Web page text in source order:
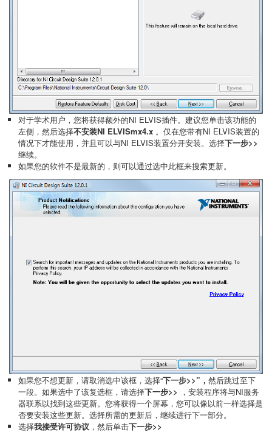
对于学术用户，您将获得额外的NI ELVIS插件。建议您单击该功能的
左侧，然后选择不安装NI ELVISmx4.x 。仅在您带有NI ELVIS装置的
情况下才能使用，并且可以与NI ELVIS装置分开安装。选择下一步>>
继续。
如果您的软件不是最新的，则可以通过选中此框来搜索更新。
如果您不想更新，请取消选中该框，选择“下一步>>”， 然后跳过至下
一段。如果选中了该复选框，请选择下一步>> ，安装程序将与NI服务
器联系以找到这些更新。您将获得一个屏幕，您可以像以前一样选择是
否要安装这些更新。选择所需的更新后，继续进行下一部分。
选择我接受许可协议 ，然后单击下一步>>